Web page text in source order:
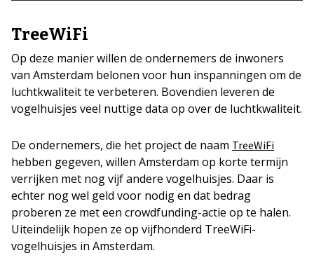
TreeWiFi
Op deze manier willen de ondernemers de inwoners
van Amsterdam belonen voor hun inspanningen om de
luchtkwaliteit te verbeteren. Bovendien leveren de
vogelhuisjes veel nuttige data op over de luchtkwaliteit.
De ondernemers, die het project de naam TreeWiFi
hebben gegeven, willen Amsterdam op korte termijn
verrijken met nog vijf andere vogelhuisjes. Daar is
echter nog wel geld voor nodig en dat bedrag
proberen ze met een crowdfunding-actie op te halen.
Uiteindelijk hopen ze op vijfhonderd TreeWiFi-
vogelhuisjes in Amsterdam.